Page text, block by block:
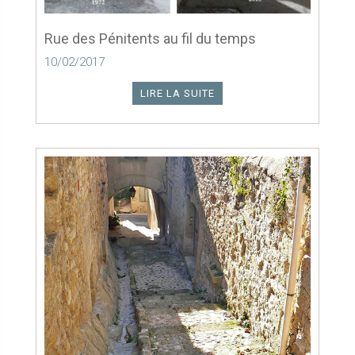
Rue des Pénitents au fil du temps
10/02/2017
LIRE LA SUITE